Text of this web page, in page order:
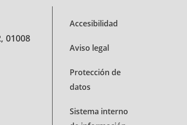
01008
Accesibilidad
Aviso legal
Protección de
datos
Sistema interno